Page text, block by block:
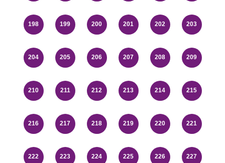
198 199 200 201 202 203
204 205 206 207 208 209
210 211 212 213 214 215
216 217 218 219 220 221
222 223 224 225 226 227